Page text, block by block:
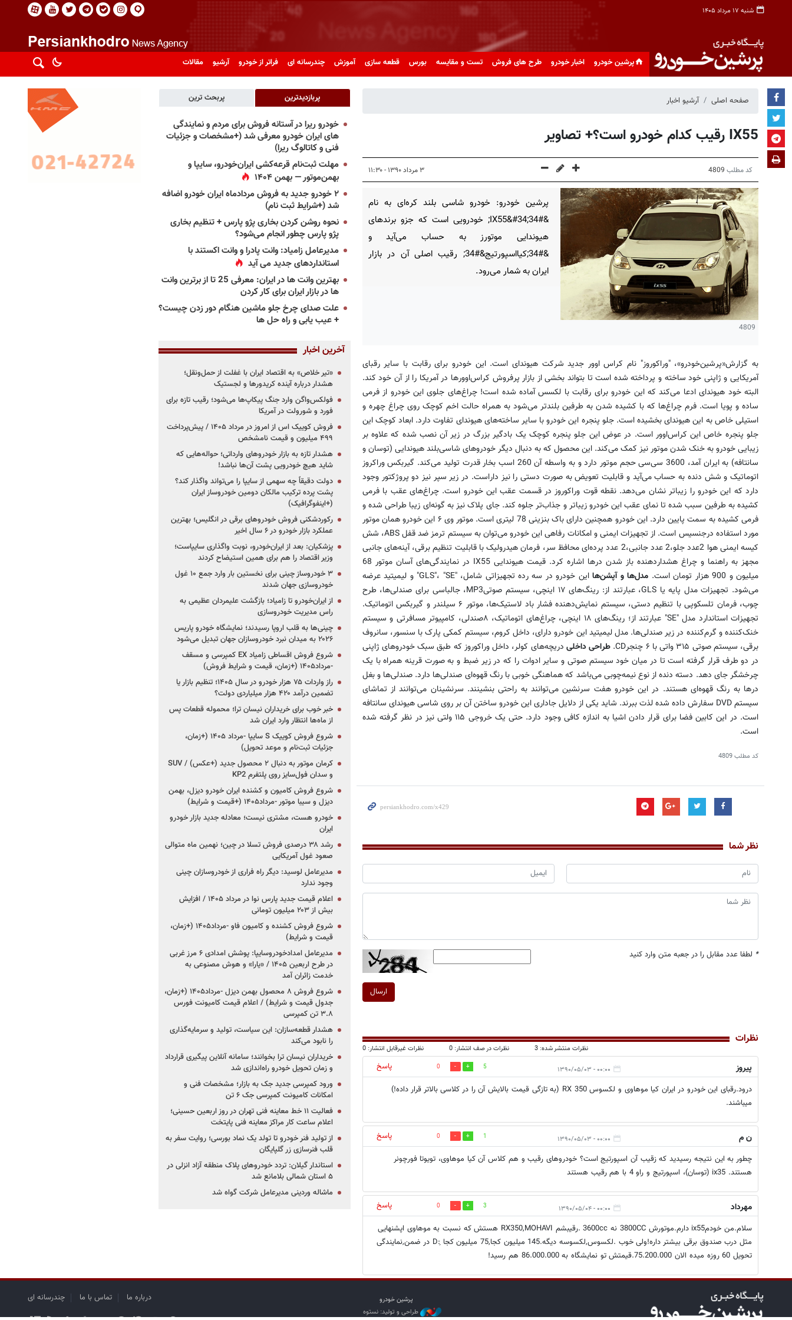
شنبه ۱۷ مرداد ۱۴۰۵
پرشین خودرو اخبار خودرو طرح های فروش تست و مقایسه بورس قطعه سازی آموزش چندرسانه ای فراتر از خودرو آرشیو مقالات
صفحه اصلی آرشیو اخبار
IX55 رقیب کدام خودرو است؟+ تصاویر
کد مطلب 4809 ۳ مرداد ۱۳۹۰ - ۱۱:۳۰
4809
پرشین خودرو: خودرو شاسی بلند کره‌ای به نام
&#34;IX55&#34; خودرویی است که جزو برندهای
هیوندایی موتورز به حساب می‌آید و
&#34;کیااسپورتیج&#34; رقیب اصلی آن در بازار
ایران به شمار می‌رود.
به گزارش«پرشین‌خودرو»، "وراکوروز" نام کراس اوور جدید شرکت هیوندای است. این خودرو برای رقابت با سایر رقبای
آمریکایی و ژاپنی خود ساخته و پرداخته شده است تا بتواند بخشی از بازار پرفروش کراس‌اوورها در آمریکا را از آن خود کند.
البته خود هیوندای ادعا می‌کند که این خودرو برای رقابت با لکسس آماده شده است! چراغ‌های جلوی این خودرو از فرمی
ساده و پویا است. فرم چراغ‌ها که با کشیده شدن به طرفین بلندتر می‌شود به همراه حالت اخم کوچک روی چراغ چهره و
استیلی خاص به این هیوندای بخشیده است. جلو پنجره این خودرو با سایر ساخته‌های هیوندای تفاوت دارد. ابعاد کوچک این
جلو پنجره خاص این کراس‌اوور است. در عوض این جلو پنجره کوچک یک بادگیر بزرگ در زیر آن نصب شده که علاوه بر
زیبایی خودرو به خنک شدن موتور نیز کمک می‌کند. این محصول که به دنبال دیگر خودروهای شاسی‌بلند هیوندایی (توسان و
سانتافه) به ایران آمد، 3600 سی‌سی حجم موتور دارد و به واسطه آن 260 اسب بخار قدرت تولید می‌کند. گیربکس وراکروز
اتوماتیک و شش دنده به حساب می‌آید و قابلیت تعویض به صورت دستی را نیز داراست. در زیر سپر نیز دو پروژکتور وجود
دارد که این خودرو را زیباتر نشان می‌دهد. نقطه قوت وراکوروز در قسمت عقب این خودرو است. چراغ‌های عقب با فرمی
کشیده به طرفین سبب شده تا نمای عقب این خودرو زیباتر و جذاب‌تر جلوه کند. جای پلاک نیز به گونه‌ای زیبا طراحی شده و
فرمی کشیده به سمت پایین دارد. این خودرو همچنین دارای باک بنزینی 78 لیتری است. موتور وی ۶ این خودرو همان موتور
مورد استفاده درجنسیس است. از تجهیزات ایمنی و امکانات رفاهی این خودرو می‌توان به سیستم ترمز ضد قفل ABS، شش
کیسه ایمنی هوا 2عدد جلو،2 عدد جانبی،2 عدد پرده‌ای محافظ سر، فرمان هیدرولیک با قابلیت تنظیم برقی، آینه‌های جانبی
مجهز به راهنما و چراغ هشدار‌دهنده باز شدن در‌ها اشاره کرد. قیمت هیوندایی IX55 در نمایندگی‌های آسان موتور 68
میلیون و 900 هزار تومان است.
مدل‌ها و آپشن‌ها
این خودرو در سه رده تجهیزاتی شامل، "GLS"، "SE" و لیمیتید عرضه
می‌شود. تجهیزات مدل پایه یا GLS، عبارتند از: رینگ‌های ۱۷ اینچی، سیستم صوتیMP3، جالباسی برای صندلی‌ها، طرح
چوب، فرمان تلسکوپی با تنظیم دستی، سیستم نمایش‌دهنده فشار باد لاستیک‌ها، موتور ۶ سیلندر و گیربکس اتوماتیک.
تجهیزات استاندارد مدل "SE" عبارتند از؛ رینگ‌های ۱۸ اینچی، چراغ‌های اتوماتیک، ۸صندلی، کامپیوتر مسافرتی و سیستم
خنک‌کننده و گرم‌کننده در زیر صندلی‌ها. مدل لیمیتید این خودرو دارای، داخل کروم، سیستم کمکی پارک با سنسور، سانروف
برقی، سیستم صوتی ۳۱۵ واتی با ۶ چنجرCD.
طراحی داخلی دریچه‌های کولر، داخل وراکوروز که طبق سبک خودروهای ژاپنی
در دو طرف قرار گرفته است تا در میان خود سیستم صوتی و سایر ادوات را که در زیر ضبط و به صورت قرینه همراه با یک
چرخشگر جای دهد. دسته دنده از نوع نیمه‌چوبی می‌باشد که هماهنگی خوبی با رنگ قهوه‌ای صندلی‌ها دارد. صندلی‌ها و بغل
درها به رنگ قهوه‌ای هستند. در این خودرو هفت سرنشین می‌توانند به راحتی بنشینند. سرنشینان می‌توانند از تماشای
سیستم DVD سفارش داده شده لذت ببرند. شاید یکی از دلایل جاداری این خودرو ساختن آن بر روی شاسی هیوندای سانتافه
است. در این کابین فضا برای قرار دادن اشیا به اندازه کافی وجود دارد. حتی یک خروجی ۱۱۵ ولتی نیز در نظر گرفته شده
است.
کد مطلب4809
نظر شما
* لطفا عدد مقابل را در جعبه متن وارد کنید
ارسال
نظرات
نظرات منتشر شده: 3 نظرات در صف انتشار: 0 نظرات غیرقابل انتشار: 0
پیروز ۰۰:۰۰ - ۱۳۹۰/۰۵/۰۳ 5
0
پاسخ
درود.رقبای این خودرو در ایران کیا موهاوی و لکسوس RX 350 (به تازگی قیمت بالایش آن را در کلاسی بالاتر قرار داده!)
میباشند.
ن م ۰۰:۰۰ - ۱۳۹۰/۰۵/۰۳ 1
0
پاسخ
چطور به این نتیجه رسیدید که زقیب آن اسپورتیج است؟ خودروهای رقیب و هم کلاس آن کیا موهاوی، تویوتا فورچونر
هستند. ix35 (توسان)، اسپورتیج و راو 4 با هم رقیب هستند
مهرداد ۰۰:۰۰ - ۱۳۹۰/۰۵/۰۴ 3
0
پاسخ
سلام.من خودمix55 دارم.موتورش 3800CC نه 3600cc .رقیبشم RX350,MOHAVI هستش که نسبت به موهاوی اپشنهایی
مثل درب صندوق برقی بیشتر داره!ولی خوب .لکسوس,لکسوسه دیگه.145 میلیون کجا,75 میلیون کجا :ِD در ضمن,نمایندگی
تحویل 60 روزه میده الان 75.200.000.قیمتش تو نمایشگاه به 86.000.000 هم رسید!
پربازدیدترین پربحث ترین
خودرو ریرا در آستانه فروش برای مردم و نمایندگی
های ایران خودرو معرفی شد (+مشخصات و جزئیات
فنی و کاتالوگ ریرا)
مهلت ثبت‌نام قرعه‌کشی ایران‌خودرو، سایپا و
بهمن‌موتور — بهمن ۱۴۰۴
۲ خودرو جدید به فروش مردادماه ایران خودرو اضافه
شد (+شرایط ثبت نام)
نحوه روشن کردن بخاری پژو پارس + تنظیم بخاری
پژو پارس چطور انجام می‌شود؟
مدیرعامل زامیاد: وانت پادرا و وانت اکستند با
استانداردهای جدید می آید
بهترین وانت ها در ایران: معرفی 25 تا از برترین وانت
ها در بازار ایران برای کار کردن
علت صدای چرخ جلو ماشین هنگام دور زدن چیست؟
+ عیب یابی و راه حل ها
آخرین اخبار
«تیر خلاص» به اقتصاد ایران با غفلت از حمل‌ونقل؛
هشدار درباره آینده کریدورها و لجستیک
فولکس‌واگن وارد جنگ پیکاپ‌ها می‌شود؛ رقیب تازه برای
فورد و شورولت در آمریکا
فروش کوییک اس از امروز در مرداد ۱۴۰۵ / پیش‌پرداخت
۴۹۹ میلیون و قیمت نامشخص
هشدار تازه به بازار خودروهای وارداتی؛ حواله‌هایی که
شاید هیچ خودرویی پشت آن‌ها نباشد!
دولت دقیقاً چه سهمی از سایپا را می‌تواند واگذار کند؟
پشت پرده ترکیب مالکان دومین خودروساز ایران
(+اینفوگرافیک)
رکوردشکنی فروش خودروهای برقی در انگلیس؛ بهترین
عملکرد بازار خودرو در ۶ سال اخیر
پزشکیان: بعد از ایران‌خودرو، نوبت واگذاری سایپاست؛
وزیر اقتصاد را هم برای همین استیضاح کردند
۳ خودروساز چینی برای نخستین بار وارد جمع ۱۰ غول
خودروسازی جهان شدند
از ایران‌خودرو تا زامیاد؛ بازگشت علیمردان عظیمی به
راس مدیریت خودروسازی
چینی‌ها به قلب اروپا رسیدند؛ نمایشگاه خودرو پاریس
۲۰۲۶ به میدان نبرد خودروسازان جهان تبدیل می‌شود
شروع فروش اقساطی زامیاد EX کمپرسی و مسقف
-مرداد۱۴۰۵ (+زمان، قیمت و شرایط فروش)
راز واردات ۷۵ هزار خودرو در سال ۱۴۰۵؛ تنظیم بازار یا
تضمین درآمد ۴۲۰ هزار میلیاردی دولت؟
خبر خوب برای خریداران نیسان ترا؛ محموله قطعات پس
از ماه‌ها انتظار وارد ایران شد
شروع فروش کوییک S سایپا -مرداد ۱۴۰۵ (+زمان،
جزئیات ثبت‌نام و موعد تحویل)
کرمان موتور به دنبال ۲ محصول جدید (+عکس) / SUV
و سدان فول‌سایز روی پلتفرم KP2
شروع فروش کامیون و کشنده ایران خودرو دیزل، بهمن
دیزل و سیبا موتور -مرداد۱۴۰۵ (+قیمت و شرایط)
خودرو هست، مشتری نیست؛ معادله جدید بازار خودرو
ایران
رشد ۳۸ درصدی فروش تسلا در چین؛ نهمین ماه متوالی
صعود غول آمریکایی
مدیرعامل لوسید: دیگر راه فراری از خودروسازان چینی
وجود ندارد
اعلام قیمت جدید پارس نوا در مرداد ۱۴۰۵ / افزایش
بیش از ۲۰۳ میلیون تومانی
شروع فروش کشنده و کامیون فاو -مرداد۱۴۰۵ (+زمان،
قیمت و شرایط)
مدیرعامل امدادخودروسایپا: پوشش امدادی ۶ مرز غربی
در طرح اربعین ۱۴۰۵ / «یارا» و هوش مصنوعی به
خدمت زائران آمد
شروع فروش ۸ محصول بهمن دیزل -مرداد۱۴۰۵ (+زمان،
جدول قیمت و شرایط) / اعلام قیمت کامیونت فورس
۳.۸ تن کمپرسی
هشدار قطعه‌سازان: این سیاست، تولید و سرمایه‌گذاری
را نابود می‌کند
خریداران نیسان ترا بخوانند؛ سامانه آنلاین پیگیری قرارداد
و زمان تحویل خودرو راه‌اندازی شد
ورود کمپرسی جدید جک به بازار؛ مشخصات فنی و
امکانات کامیونت کمپرسی جک ۶ تن
فعالیت ۱۱ خط معاینه فنی تهران در روز اربعین حسینی؛
اعلام ساعت کار مراکز معاینه فنی پایتخت
از تولید فنر خودرو تا تولد یک نماد بورسی؛ روایت سفر به
قلب فنرسازی زر گلپایگان
استاندار گیلان: تردد خودروهای پلاک منطقه آزاد انزلی در
۵ استان شمالی بلامانع شد
ماشاله وردینی مدیرعامل شرکت گواه شد
پرشین خودرو
طراحی و تولید: نستوه
درباره ما تماس با ما چندرسانه ای